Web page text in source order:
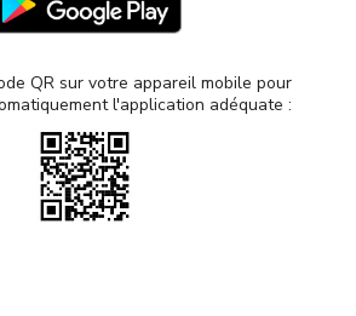
$149 $ 104.30
DUET AIR
QR sur votre appareil mobile pour
l'application adéquate :